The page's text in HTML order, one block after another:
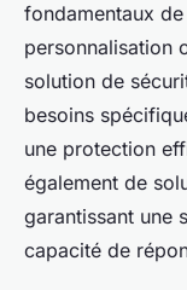
fondamentaux
personnalisation
solution de
besoins
une protection
également de
garantissant une
capacité de